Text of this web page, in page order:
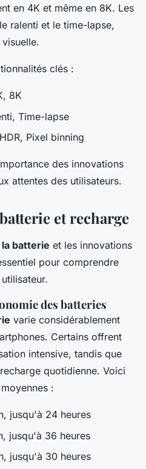
en 4K et même en 8K. Les
ralenti et le time-lapse,
clés :
8K
Time-lapse
Pixel binning
des innovations
attentes des utilisateurs.
et recharge
batterie et les innovations
pour comprendre
des batteries
varie considérablement
Certains offrent
intensive, tandis que
quotidienne. Voici
:
jusqu'à 24 heures
jusqu'à 36 heures
jusqu'à 30 heures